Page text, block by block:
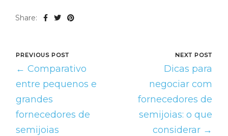
Share:
PREVIOUS POST
← Comparativo
entre pequenos e
grandes
fornecedores de
semijoias
NEXT POST
Dicas para
negociar com
fornecedores de
semijoias: o que
considerar →